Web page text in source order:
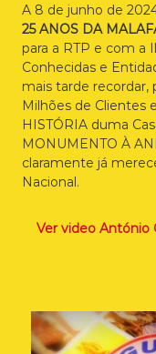
A 8 de junho de
25 ANOS DA
para a RTP e com a
Conhecidas e
mais tarde recordar,
Milhões de Clientes
HISTÓRIA duma
MONUMENTO À
claramente já
Nacional.
Ver video António